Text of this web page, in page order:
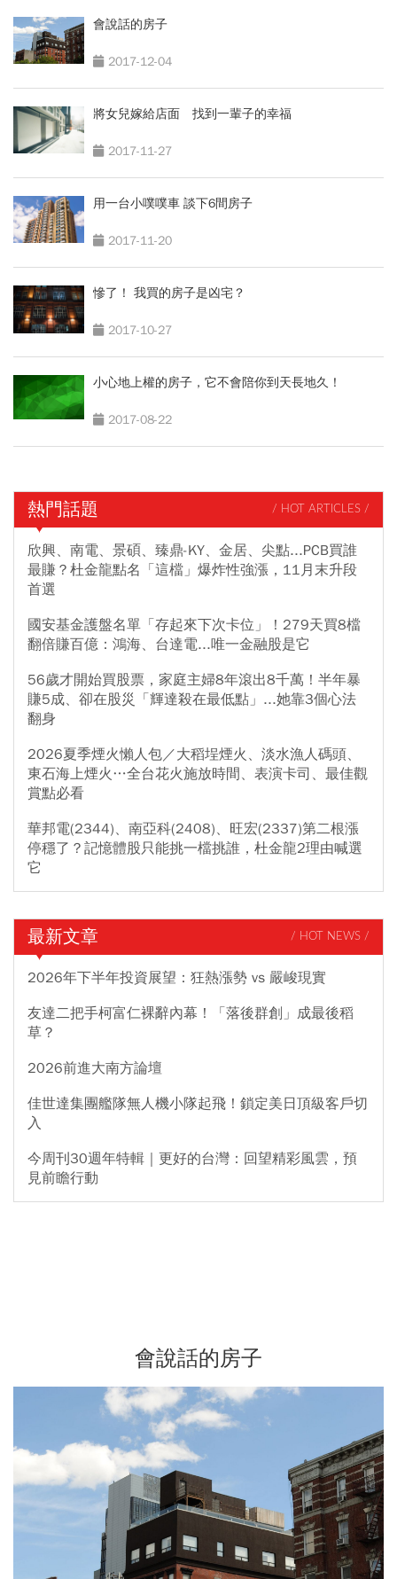
會說話的房子
2017-12-04
將女兒嫁給店面 找到一輩子的幸福
2017-11-27
用一台小噗噗車 談下6間房子
2017-11-20
慘了！ 我買的房子是凶宅？
2017-10-27
小心地上權的房子，它不會陪你到天長地久！
2017-08-22
熱門話題 / HOT ARTICLES /
欣興、南電、景碩、臻鼎-KY、金居、尖點...PCB買誰
最賺？杜金龍點名「這檔」爆炸性強漲，11月末升段
首選
國安基金護盤名單「存起來下次卡位」！279天買8檔
翻倍賺百億：鴻海、台達電...唯一金融股是它
56歲才開始買股票，家庭主婦8年滾出8千萬！半年暴
賺5成、卻在股災「輝達殺在最低點」...她靠3個心法
翻身
2026夏季煙火懶人包／大稻埕煙火、淡水漁人碼頭、
東石海上煙火…全台花火施放時間、表演卡司、最佳觀
賞點必看
華邦電(2344)、南亞科(2408)、旺宏(2337)第二根漲
停穩了？記憶體股只能挑一檔挑誰，杜金龍2理由喊選
它
最新文章 / HOT NEWS /
2026年下半年投資展望：狂熱漲勢 vs 嚴峻現實
友達二把手柯富仁裸辭內幕！「落後群創」成最後稻
草？
2026前進大南方論壇
佳世達集團艦隊無人機小隊起飛！鎖定美日頂級客戶切
入
今周刊30週年特輯｜更好的台灣：回望精彩風雲，預
見前瞻行動
會說話的房子